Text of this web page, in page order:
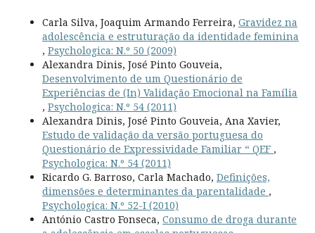
Carla Silva, Joaquim Armando Ferreira, Gravidez na
adolescência e estruturação da identidade feminina
, Psychologica: N.º 50 (2009)
Alexandra Dinis, José Pinto Gouveia,
Desenvolvimento de um Questionário de
Experiências de (In) Validação Emocional na Família
, Psychologica: N.º 54 (2011)
Alexandra Dinis, José Pinto Gouveia, Ana Xavier,
Estudo de validação da versão portuguesa do
Questionário de Expressividade Familiar “ QEF ,
Psychologica: N.º 54 (2011)
Ricardo G. Barroso, Carla Machado, Definições,
dimensões e determinantes da parentalidade ,
Psychologica: N.º 52-I (2010)
António Castro Fonseca, Consumo de droga durante